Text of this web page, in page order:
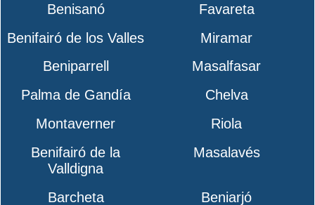
Benisanó
Favareta
Benifairó de los Valles
Miramar
Beniparrell
Masalfasar
Palma de Gandía
Chelva
Montaverner
Riola
Benifairó de la
Valldigna
Masalavés
Barcheta
Beniarjó